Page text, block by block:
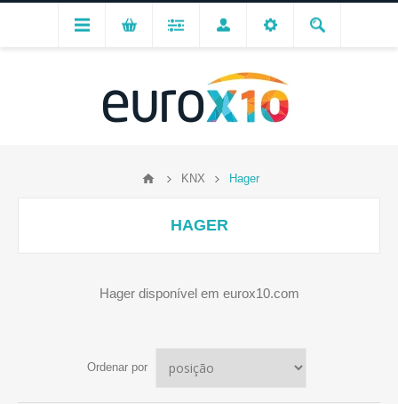
KNX Hager
HAGER
Hager disponível em eurox10.com
Ordenar por